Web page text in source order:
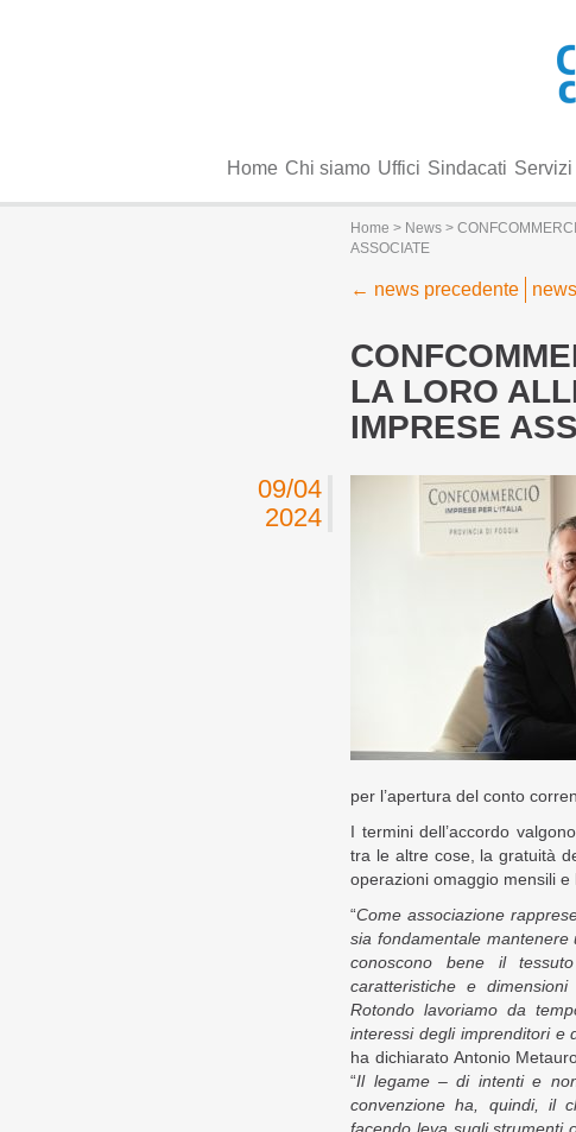
Home Chi siamo Uffici Sindacati Servizi
Home > News >
ASSOCIATE
← news precedente
LA LORO
IMPRESE
09/04
2024
per l’apertura del conto
I termini dell’accordo
tra le altre cose, la gratuità
operazioni omaggio mensili e
“Come associazione
sia fondamentale
conoscono bene il
caratteristiche e
Rotondo lavoriamo da
interessi degli imprenditori e
ha dichiarato Antonio
“Il legame – di intenti e
convenzione ha, quindi, il